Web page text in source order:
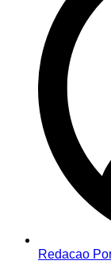
Redacao